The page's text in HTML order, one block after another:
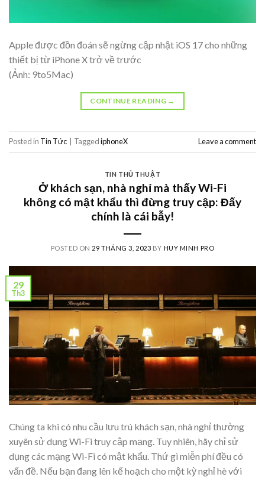
Apple được đồn đoán sẽ ngừng cập nhật iOS 17 cho những
thiết bị từ iPhone X trở về trước
(Ảnh: 9to5Mac)
CONTINUE READING →
Posted in Tin Tức TaggediphoneX Leave a comment
TIN THỦ THUẬT
Ở khách sạn, nhà nghỉ mà thấy Wi-Fi
không có mật khẩu thì đừng truy cập: Đấy
chính là cái bẫy!
POSTED ON 29 THÁNG 3, 2023 BY HUY MINH PRO
29
Th3
Chúng ta khi có nhu cầu lưu trú khách sạn, nhà nghỉ thường
xuyên sử dụng Wi-Fi truy cập mạng. Tuy nhiên, hãy chỉ sử
dụng các mạng Wi-Fi có mật khẩu. Thứ gì miễn phí đều có
vấn đề. Nếu bạn đang lên kế hoạch cho một kỳ nghỉ hè với